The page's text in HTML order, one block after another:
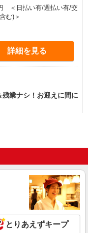
＜日払い有/週払い有/交
む)＞
詳細を見る
業ナシ！お迎えに間に
＜日払い有/週払い有/交
む)＞
業部
等での介護士
円 実務者研修1,300
とりあえずキープ